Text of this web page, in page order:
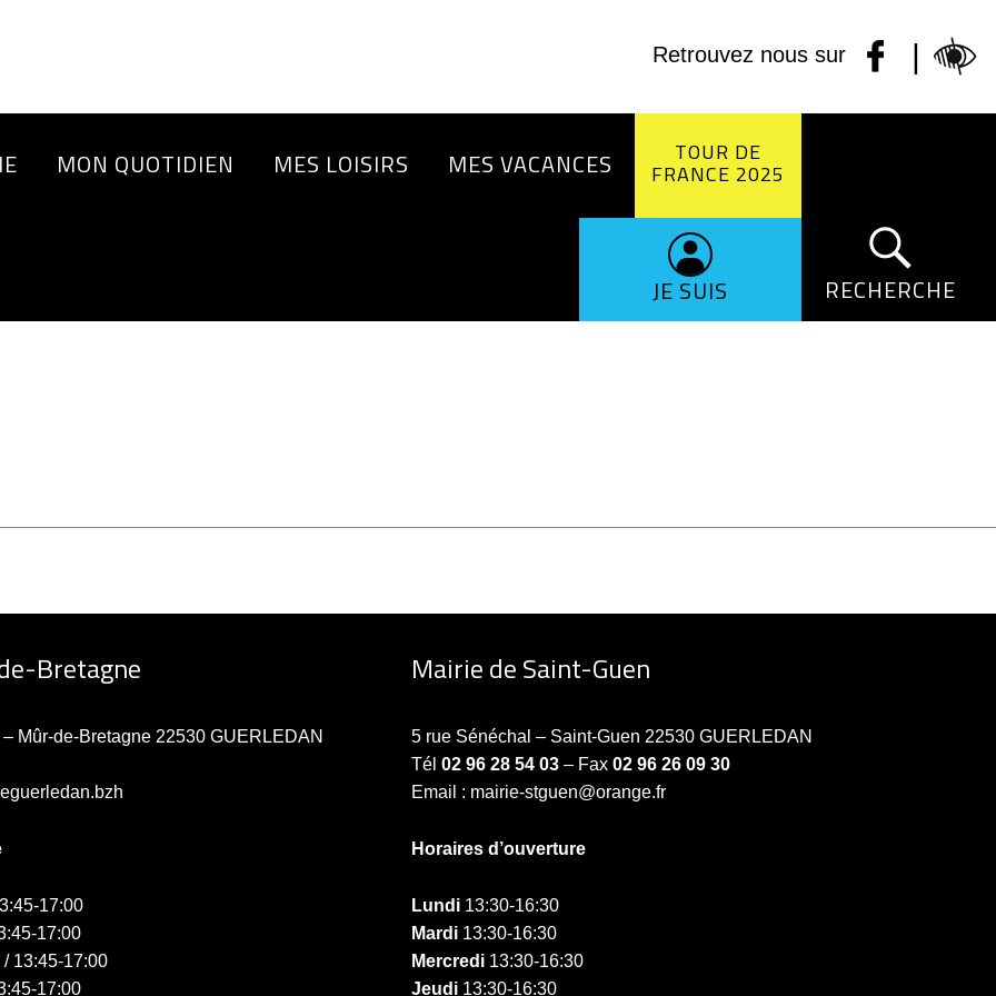
Retrouvez nous sur |
MON QUOTIDIEN MES LOISIRS MES VACANCES TOUR DE
FRANCE 2025
JE SUIS RECHERCHE
Bretagne
Mûr-de-Bretagne 22530 GUERLEDAN
17:00
17:00
13:45-17:00
17:00
Mairie de Saint-Guen
5 rue Sénéchal – Saint-Guen 22530 GUERLEDAN
Tél02 96 28 54 03 – Fax02 96 26 09 30
Email : mairie-stguen@orange.fr
Horaires d’ouverture
Lundi 13:30-16:30
Mardi 13:30-16:30
Mercredi 13:30-16:30
Jeudi 13:30-16:30